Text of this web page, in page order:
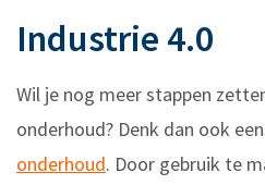
Industrie 4.0
Wil je nog meer stappen
onderhoud? Denk dan ook
onderhoud. Door gebruik te